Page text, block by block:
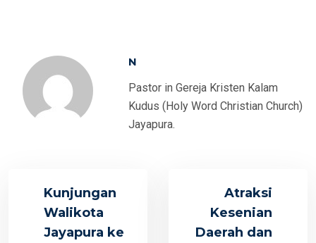
N
Pastor in Gereja Kristen Kalam
Kudus (Holy Word Christian Church)
Jayapura.
Kunjungan
Walikota
Jayapura ke
Atraksi
Kesenian
Daerah dan